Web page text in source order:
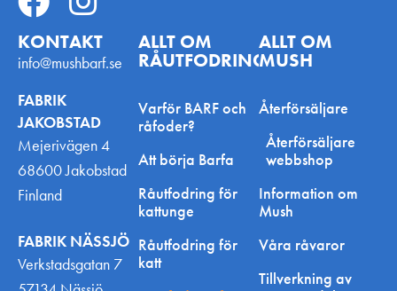
KONTAKT
info@mushbarf.se
FABRIK
JAKOBSTAD
Mejerivägen 4
68600 Jakobstad
Finland
FABRIK NÄSSJÖ
Verkstadsgatan 7
ALLT OM
RÅUTFODRING
Varför BARF och
råfoder?
Att börja Barfa
Råutfodring för
kattunge
Råutfodring för
katt
ALLT OM
MUSH
Återförsäljare
Återförsäljare
webbshop
Information om
Mush
Våra råvaror
Tillverkning av